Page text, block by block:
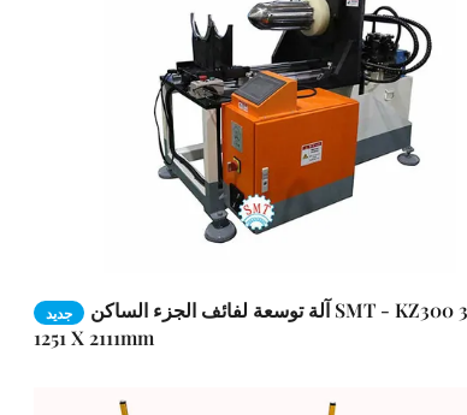
جديد
آلة توسعة لفائف الجزء الساكن SMT - KZ300 3726 X
1251 X 2111mm